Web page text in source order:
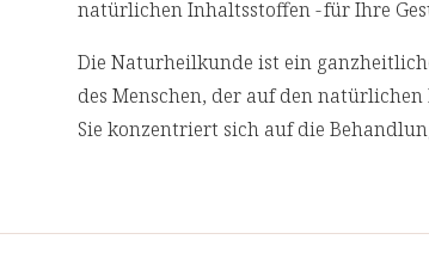
natürlichen Inhaltsstoffen - für Ihre
Die Naturheilkunde ist ein
des Menschen, der auf den
Sie konzentriert sich auf die